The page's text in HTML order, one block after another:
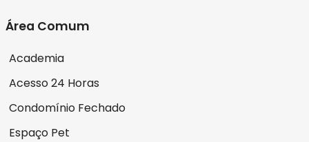
Área Comum
Academia
Acesso 24 Horas
Condomínio Fechado
Espaço Pet